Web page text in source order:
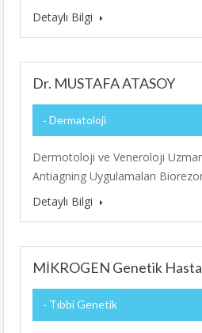
Detaylı Bilgi
Dr. MUSTAFA ATASOY
Dermatoloji
Dermotoloji ve Veneroloji
Antiagning Uygulamaları
Detaylı Bilgi
MİKROGEN Genetik
Tıbbi Genetik